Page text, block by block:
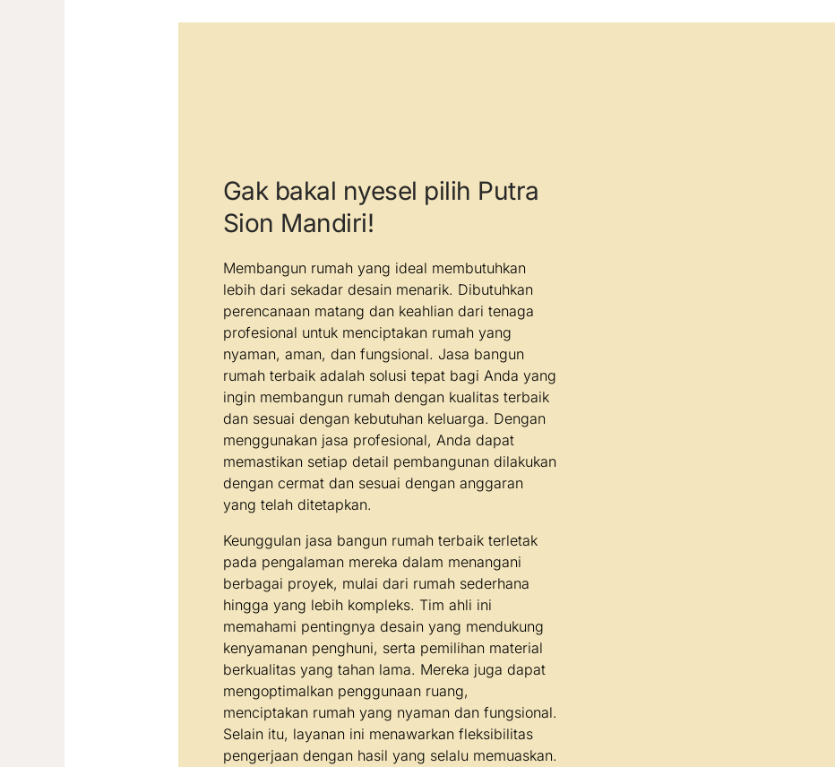
Gak bakal nyesel pilih Putra
Sion Mandiri!
Membangun rumah yang ideal membutuhkan
lebih dari sekadar desain menarik. Dibutuhkan
perencanaan matang dan keahlian dari tenaga
profesional untuk menciptakan rumah yang
nyaman, aman, dan fungsional. Jasa bangun
rumah terbaik adalah solusi tepat bagi Anda yang
ingin membangun rumah dengan kualitas terbaik
dan sesuai dengan kebutuhan keluarga. Dengan
menggunakan jasa profesional, Anda dapat
memastikan setiap detail pembangunan dilakukan
dengan cermat dan sesuai dengan anggaran
yang telah ditetapkan.
Keunggulan jasa bangun rumah terbaik terletak
pada pengalaman mereka dalam menangani
berbagai proyek, mulai dari rumah sederhana
hingga yang lebih kompleks. Tim ahli ini
memahami pentingnya desain yang mendukung
kenyamanan penghuni, serta pemilihan material
berkualitas yang tahan lama. Mereka juga dapat
mengoptimalkan penggunaan ruang,
menciptakan rumah yang nyaman dan fungsional.
Selain itu, layanan ini menawarkan fleksibilitas
pengerjaan dengan hasil yang selalu memuaskan.